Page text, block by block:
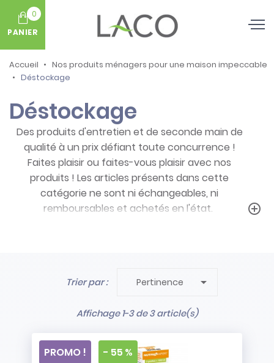
0
PANIER
Accueil
Nos produits ménagers pour une maison impeccable
Déstockage
Déstockage
Des produits d'entretien et de seconde main de
qualité à un prix défiant toute concurrence !
Faites plaisir ou faites-vous plaisir avec nos
produits ! Les articles présents dans cette
catégorie ne sont ni échangeables, ni
remboursables et achetés en l'état.
- Stock limité et non renouvelé
add_circle_outline
Trier par : Pertinence 
Affichage 1-3 de 3 article(s)
PROMO ! - 55 %